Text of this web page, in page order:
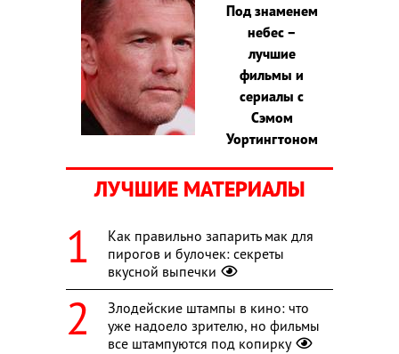
Под знаменем
небес –
лучшие
фильмы и
сериалы с
Сэмом
Уортингтоном
ЛУЧШИЕ МАТЕРИАЛЫ
Как правильно запарить мак для
пирогов и булочек: секреты
вкусной выпечки
Злодейские штампы в кино: что
уже надоело зрителю, но фильмы
все штампуются под копирку